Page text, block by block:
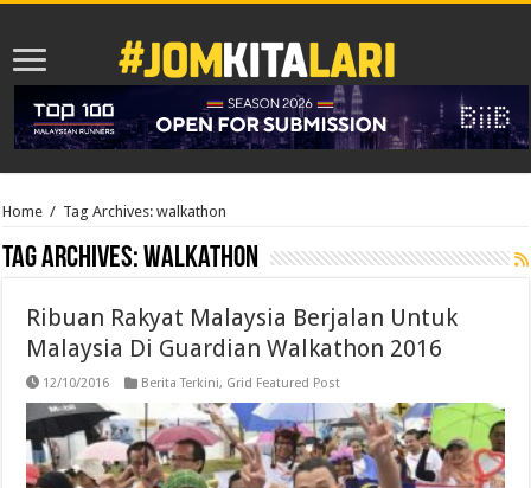
Home / Tag Archives: walkathon
Tag Archives:walkathon
Ribuan Rakyat Malaysia Berjalan Untuk
Malaysia Di Guardian Walkathon 2016
12/10/2016 Berita Terkini, Grid Featured Post